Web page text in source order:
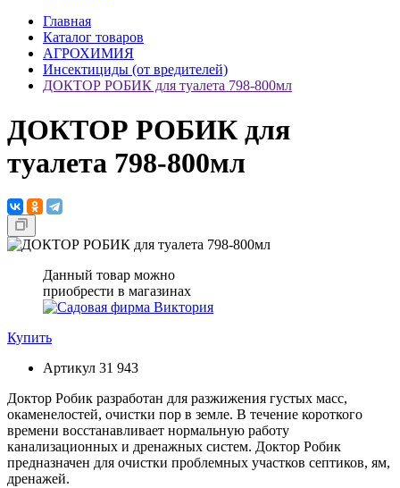
Главная
Каталог товаров
АГРОХИМИЯ
Инсектициды (от вредителей)
ДОКТОР РОБИК для туалета 798-800мл
ДОКТОР РОБИК для
туалета 798-800мл
Данный товар можно
приобрести в магазинах
Купить
Артикул 31 943
Доктор Робик разработан для разжижения густых масс,
окаменелостей, очистки пор в земле. В течение короткого
времени восстанавливает нормальную работу
канализационных и дренажных систем. Доктор Робик
предназначен для очистки проблемных участков септиков, ям,
дренажей.